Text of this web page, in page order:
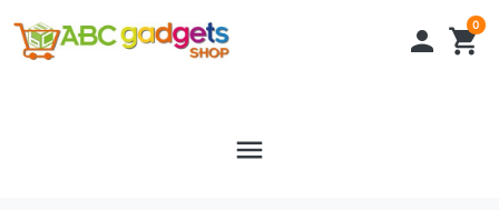
 shopping_cart
0
menu